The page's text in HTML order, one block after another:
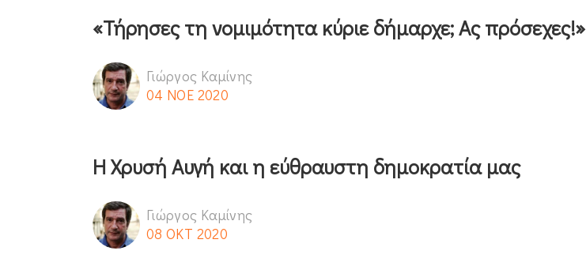
«Τήρησες τη νομιμότητα κύριε δήμαρχε; Ας πρόσεχες!»
Γιώργος Καμίνης
04 ΝΟΕ 2020
Η Χρυσή Αυγή και η εύθραυστη δημοκρατία μας
Γιώργος Καμίνης
08 ΟΚΤ 2020